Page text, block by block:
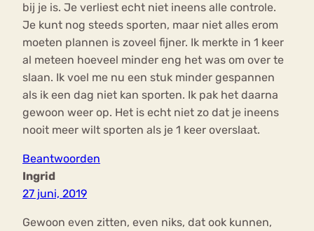
bij je is. Je verliest echt niet ineens alle controle.
Je kunt nog steeds sporten, maar niet alles erom
moeten plannen is zoveel fijner. Ik merkte in 1 keer
al meteen hoeveel minder eng het was om over te
slaan. Ik voel me nu een stuk minder gespannen
als ik een dag niet kan sporten. Ik pak het daarna
gewoon weer op. Het is echt niet zo dat je ineens
nooit meer wilt sporten als je 1 keer overslaat.
Beantwoorden
Ingrid
27 juni, 2019
Gewoon even zitten, even niks, dat ook kunnen,